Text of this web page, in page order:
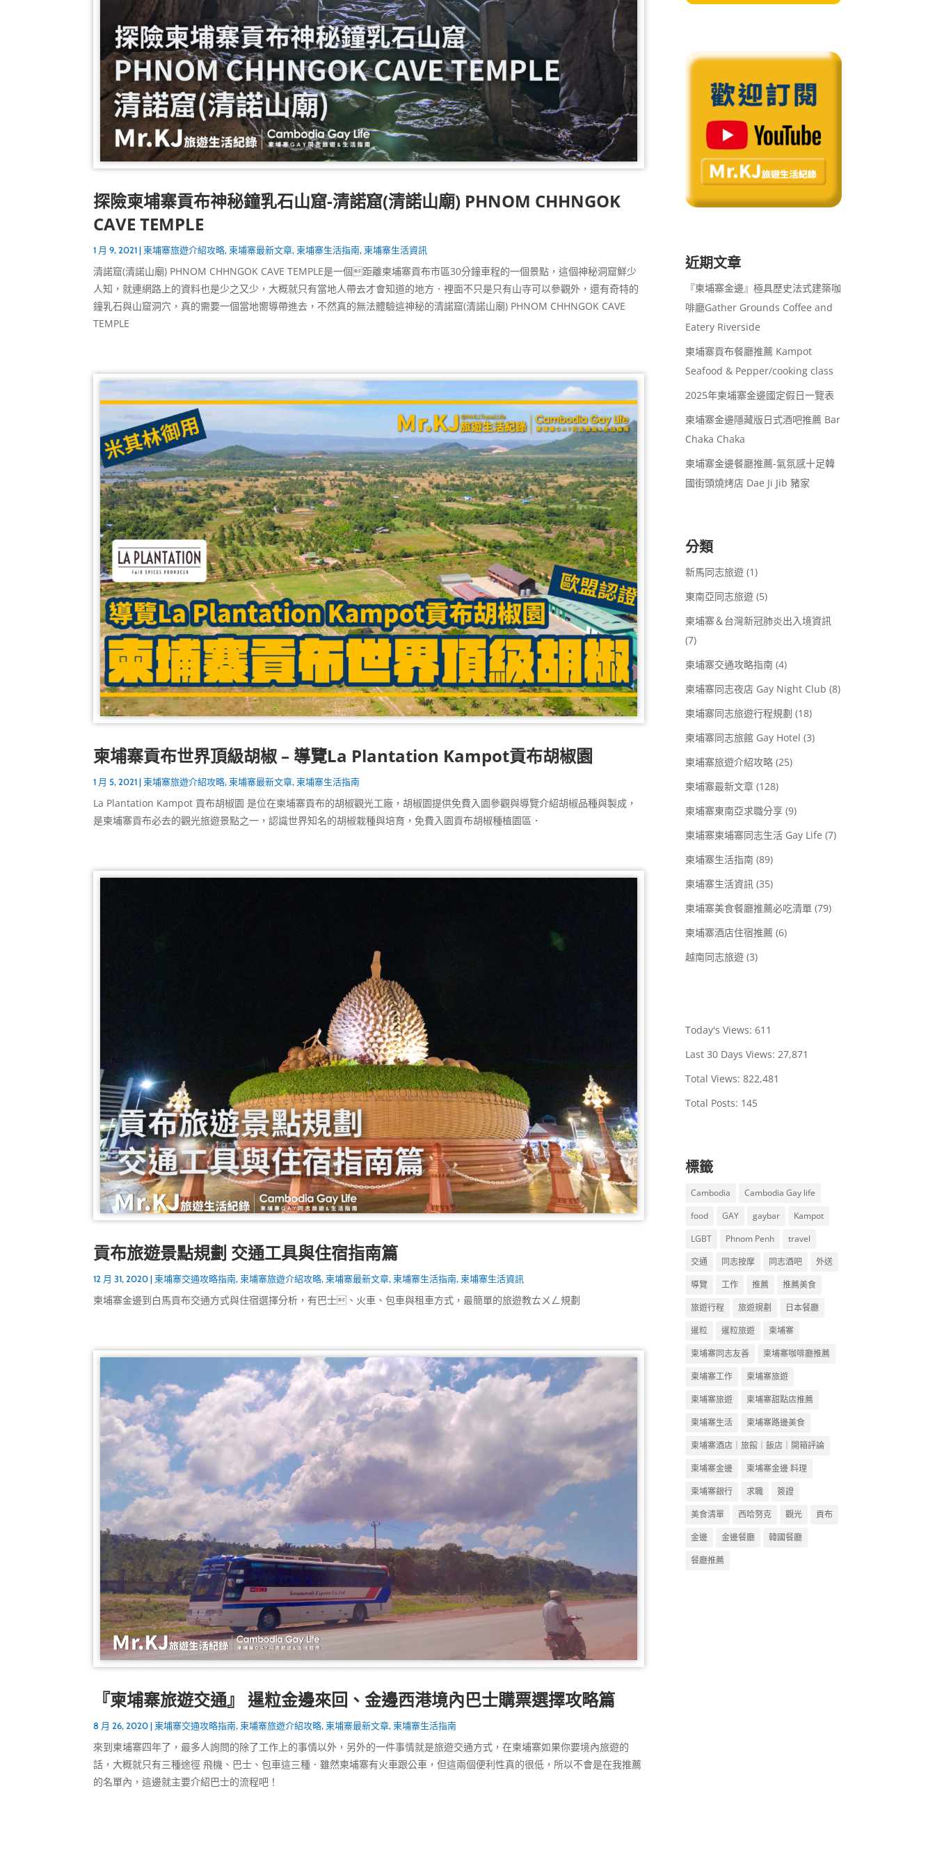
探險柬埔寨貢布神秘鐘乳石山窟-清諾窟(清諾山廟) PHNOM CHHNGOK
CAVE TEMPLE
1 月 9, 2021|柬埔寨旅遊介紹攻略,柬埔寨最新文章,柬埔寨生活指南,柬埔寨生活資訊
清諾窟(清諾山廟) PHNOM CHHNGOK CAVE TEMPLE是一個距離柬埔寨貢布市區30分鐘車程的一個景點，這個神秘洞窟鮮少
人知，就連網路上的資料也是少之又少，大概就只有當地人帶去才會知道的地方．裡面不只是只有山寺可以參觀外，還有奇特的
鐘乳石與山窟洞穴，真的需要一個當地嚮導帶進去，不然真的無法體驗這神秘的清諾窟(清諾山廟) PHNOM CHHNGOK CAVE
TEMPLE
柬埔寨貢布世界頂級胡椒 – 導覽La Plantation Kampot貢布胡椒園
1 月 5, 2021|柬埔寨旅遊介紹攻略,柬埔寨最新文章,柬埔寨生活指南
La Plantation Kampot 貢布胡椒園 是位在柬埔寨貢布的胡椒觀光工廠，胡椒園提供免費入園參觀與導覽介紹胡椒品種與製成，
是柬埔寨貢布必去的觀光旅遊景點之一，認識世界知名的胡椒栽種與培育，免費入園貢布胡椒種植園區．
貢布旅遊景點規劃 交通工具與住宿指南篇
12 月 31, 2020|柬埔寨交通攻略指南,柬埔寨旅遊介紹攻略,柬埔寨最新文章,柬埔寨生活指南,柬埔寨生活資訊
柬埔寨金邊到白馬貢布交通方式與住宿選擇分析，有巴士、火車、包車與租車方式，最簡單的旅遊教ㄊㄨㄥ規劃
『柬埔寨旅遊交通』 暹粒金邊來回、金邊西港境內巴士購票選擇攻略篇
8 月 26, 2020|柬埔寨交通攻略指南,柬埔寨旅遊介紹攻略,柬埔寨最新文章,柬埔寨生活指南
來到柬埔寨四年了，最多人詢問的除了工作上的事情以外，另外的一件事情就是旅遊交通方式，在柬埔寨如果你要境內旅遊的
話，大概就只有三種途徑 飛機、巴士、包車這三種．雖然柬埔寨有火車跟公車，但這兩個便利性真的很低，所以不會是在我推薦
的名單內，這邊就主要介紹巴士的流程吧！
近期文章
『柬埔寨金邊』極具歷史法式建築咖
啡廳Gather Grounds Coffee and
Eatery Riverside
柬埔寨貢布餐廳推薦 Kampot
Seafood & Pepper/cooking class
2025年柬埔寨金邊國定假日一覽表
柬埔寨金邊隱藏版日式酒吧推薦 Bar
Chaka Chaka
柬埔寨金邊餐廳推薦-氣氛感十足韓
國街頭燒烤店 Dae Ji Jib 豬家
分類
新馬同志旅遊 (1)
東南亞同志旅遊 (5)
柬埔寨＆台灣新冠肺炎出入境資訊
(7)
柬埔寨交通攻略指南 (4)
柬埔寨同志夜店 Gay Night Club (8)
柬埔寨同志旅遊行程規劃 (18)
柬埔寨同志旅館 Gay Hotel (3)
柬埔寨旅遊介紹攻略 (25)
柬埔寨最新文章 (128)
柬埔寨東南亞求職分享 (9)
柬埔寨柬埔寨同志生活 Gay Life (7)
柬埔寨生活指南 (89)
柬埔寨生活資訊 (35)
柬埔寨美食餐廳推薦必吃清單 (79)
柬埔寨酒店住宿推薦 (6)
越南同志旅遊 (3)
Today's Views:611
Last 30 Days Views: 27,871
Total Views:822,481
Total Posts: 145
標籤
Cambodia
Cambodia Gay life
food
GAY gaybar
Kampot
LGBT
Phnom Penh
travel
交通
同志按摩 同志酒吧
外送
導覽
工作 推薦
推薦美食
旅遊行程
旅遊規劃
日本餐廳
暹粒
暹粒旅遊
柬埔寨
柬埔寨同志友善
柬埔寨咖啡廳推薦
柬埔寨工作
柬埔寨旅遊
柬埔寨旅遊
柬埔寨甜點店推薦
柬埔寨生活
柬埔寨路邊美食
柬埔寨酒店｜旅館｜飯店｜開箱評論
柬埔寨金邊
柬埔寨金邊 料理
柬埔寨銀行
求職
簽證
美食清單
西哈努克 觀光
貢布
金邊
金邊餐廳
韓國餐廳
餐廳推薦